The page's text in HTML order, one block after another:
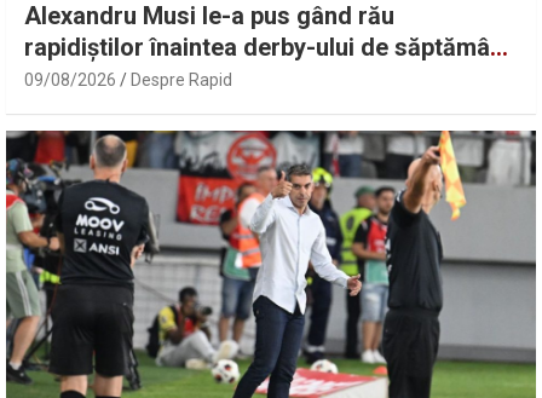
Alexandru Musi le-a pus gând rău
rapidiștilor înaintea derby-ului de săptămâna
viitoare: „O să fie foc!”
09/08/2026 Despre Rapid